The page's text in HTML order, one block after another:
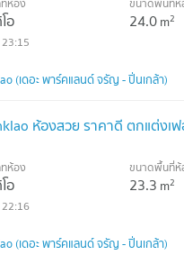
ทห้อง
อ
ขนาดพื้นที่ห้
24.0m2
(เดอะ พาร์คแลนด์ จรัญ - ปิ่นเกล้า)
ห้องสวย ราคาดี ตกแต่งเ
ทห้อง
อ
ขนาดพื้นที่ห้
23.3 m2
(เดอะ พาร์คแลนด์ จรัญ - ปิ่นเกล้า)